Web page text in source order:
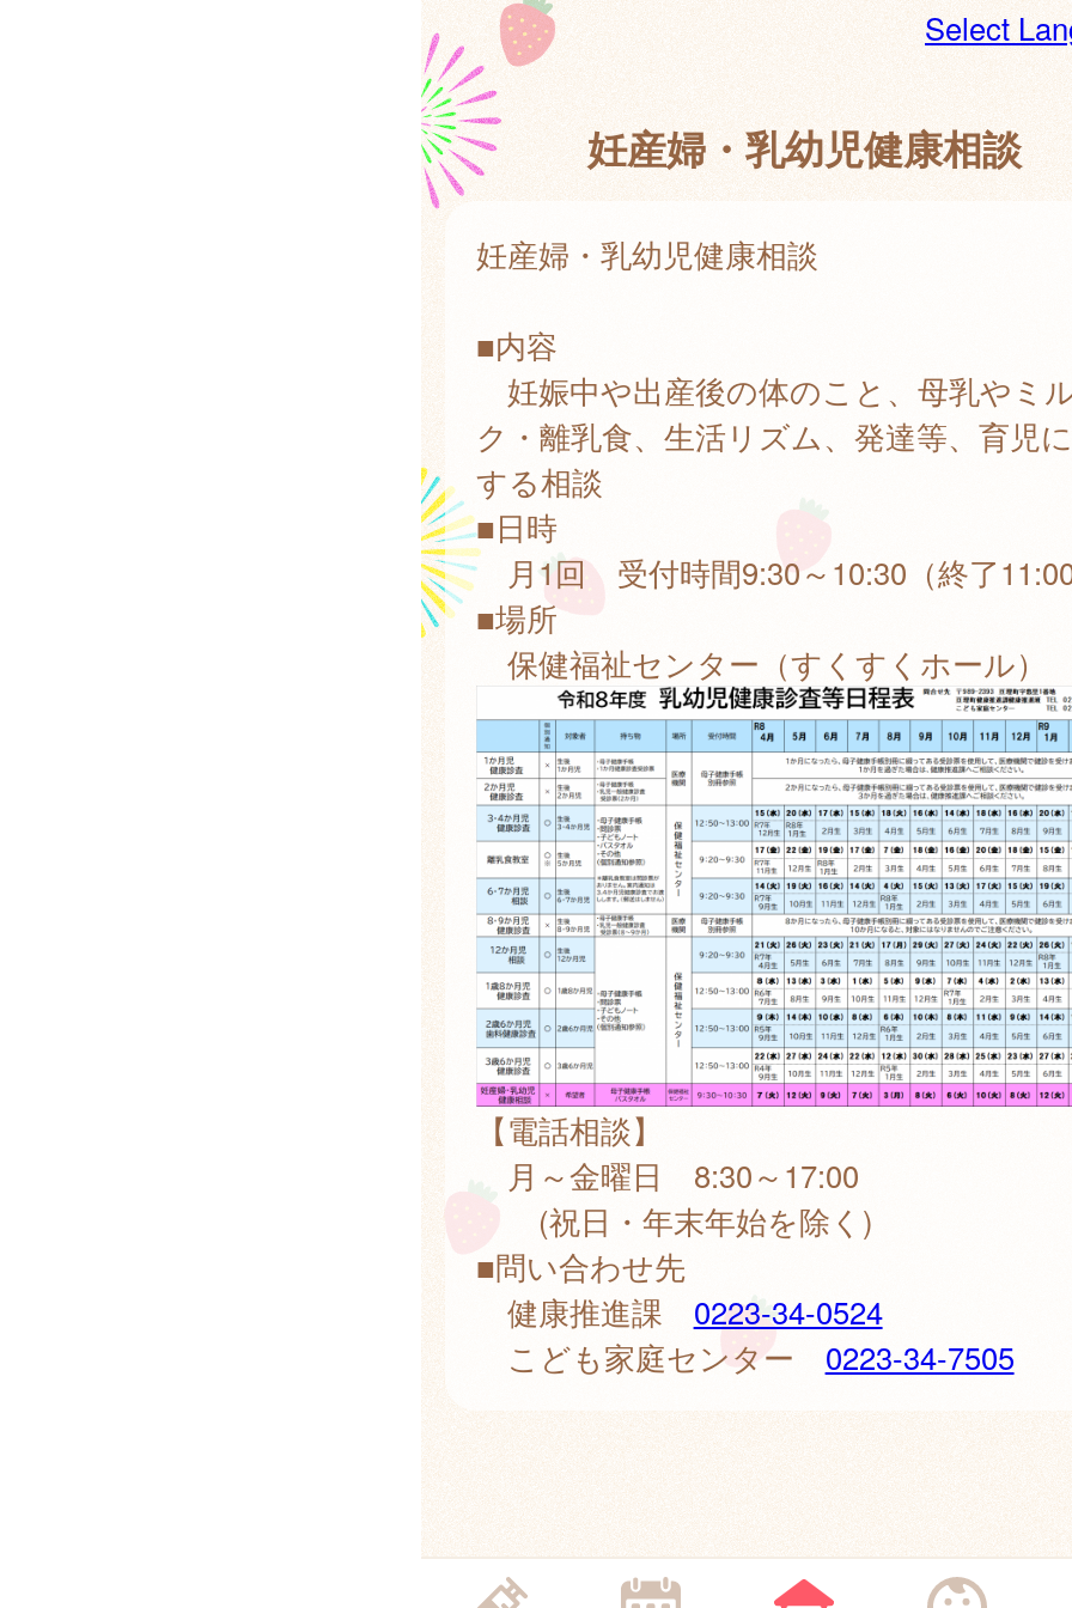
Select
妊産婦・乳幼児健康相談
妊産婦・乳幼児健康相談
■内容
妊娠中や出産後の体のこと、母乳やミ
ク・離乳食、生活リズム、発達等、育児
する相談
■日時
月1回 受付時間9:30～10:30（終了
■場所
保健福祉センター（すくすくホール）
【電話相談】
月～金曜日 8:30～17:00
(祝日・年末年始を除く)
■問い合わせ先
健康推進課 0223-34-0524
こども家庭センター 0223-34-7505